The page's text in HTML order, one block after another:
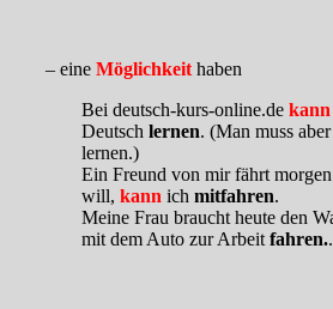
– eine Möglichkeit haben
Bei deutsch-kurs-online.de kann
Deutsch lernen. (Man muss
lernen.)
Ein Freund von mir fährt
will, kann ich mitfahren.
Meine Frau braucht heute den
mit dem Auto zur Arbeit fahren..